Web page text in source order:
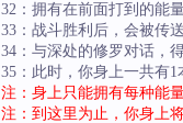
32：拥有在前面打到的能
33：战斗胜利后，会被传
34：与深处的修罗对话，
35：此时，你身上一共有
注：身上只能拥有每种能
注：到这里为止，你身上